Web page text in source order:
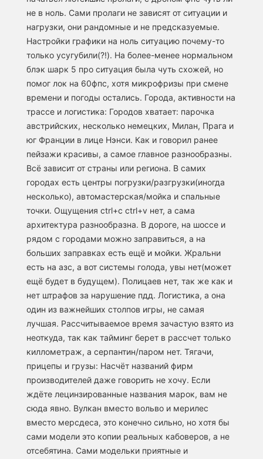
не в ноль. Сами пролаги не зависят от ситуации и
нагрузки, они рандомные и не предсказуемые.
Настройки графики на ноль ситуацию почему-то
только усугубили(?!). На более-менее нормальном
блэк шарк 5 про ситуация была чуть схожей, но
помог лок на 60фпс, хотя микрофризы при смене
времени и погоды остались. Города, активности на
трассе и логистика: Городов хватает: парочка
австрийских, несколько немецких, Милан, Прага и
юг Франции в лице Нэнси. Как и говорил ранее
пейзажи красивы, а самое главное разнообразны.
Всё зависит от страны или региона. В самих
городах есть центры погрузки/разгрузки(иногда
несколько), автомастерская/мойка и спальные
точки. Ощущения ctrl+c ctrl+v нет, а сама
архитектура разнообразна. В дороге, на шоссе и
рядом с городами можно заправиться, а на
больших заправках есть ещё и мойки. Жральни
есть на азс, а вот системы голода, увы нет(может
ещё будет в будущем). Полицаев нет, так же как и
нет штрафов за нарушение пдд. Логистика, а она
один из важнейших столпов игры, не самая
лучшая. Рассчитываемое время зачастую взято из
неоткуда, так как тайминг берет в рассчет только
киллометраж, а серпантин/паром нет. Тягачи,
прицепы и грузы: Насчёт названий фирм
производителей даже говорить не хочу. Если
ждёте лецинзированные названия марок, вам не
сюда явно. Вулкан вместо вольво и мерилес
вместо мерсдеса, это конечно сильно, но хотя бы
сами модели это копии реальных кабоверов, а не
отсебятина. Сами модельки приятные и